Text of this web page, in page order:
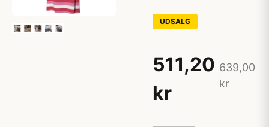
UDSALG
511,20
kr
639,00
kr